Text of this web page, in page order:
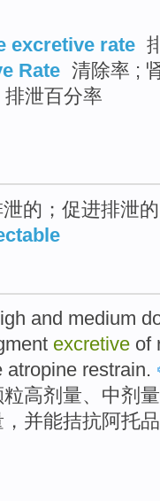
excretive rate
Rate 清除率 ;
排泄百分率
的；促进排泄的
and medium
excretive of
atropine restrain.
高剂量、中剂
并能拮抗阿托